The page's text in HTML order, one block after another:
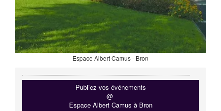
Espace Albert Camus - Bron
Publiez vos événements
@
Espace Albert Camus à Bron